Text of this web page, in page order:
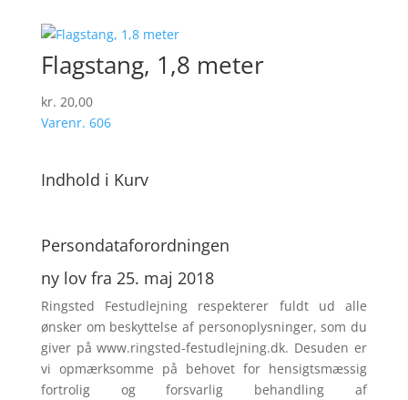
Flagstang, 1,8 meter
kr. 20,00
Varenr. 606
Indhold i Kurv
Persondata­forordningen
ny lov fra 25. maj 2018
Ringsted Festudlejning respek­terer fuldt ud alle
ønsker om beskyttelse af personoplysninger, som du
giver på www.ringsted-festudlejning.dk. Desuden er
vi opmærksomme på behovet for hensigtsmæssig
fortrolig og forsvarlig behandling af